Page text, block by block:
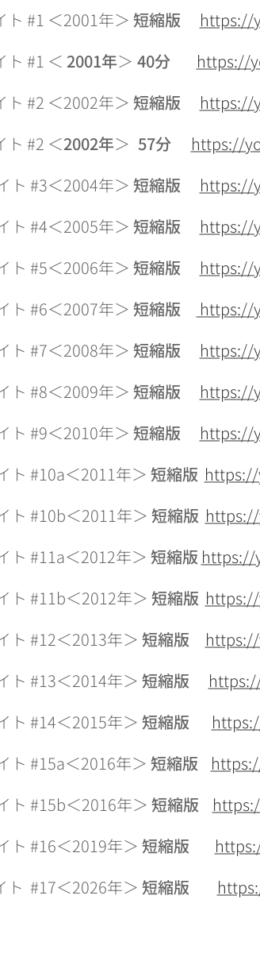
#1 ＜2001年＞ 短縮版
https://
ト #1 ＜ 2001年＞ 40分
https://
ト #2 ＜2002年＞ 短縮版
https://
ト #2 ＜2002年＞ 57分
https://
ト #3＜2004年＞ 短縮版
https://
ト #4＜2005年＞ 短縮版
https://
ト #5＜2006年＞ 短縮版
https://
ト #6＜2007年＞ 短縮版
https://
ト #7＜2008年＞ 短縮版
https://
ト #8＜2009年＞ 短縮版
https://
ト #9＜2010年＞ 短縮版
https://
ト #10a＜2011年＞ 短縮版
ト #10b＜2011年＞ 短縮版
ト #11a＜2012年＞ 短縮版 https://
ト #11b＜2012年＞ 短縮版 https://
ト #12＜2013年＞ 短縮版
ト #13＜2014年＞ 短縮版
ト #14＜2015年＞ 短縮版
ト #15a＜2016年＞ 短縮版
ト #15b＜2016年＞ 短縮版
ト #16＜2019年＞ 短縮版
ト #17＜2026年＞ 短縮版